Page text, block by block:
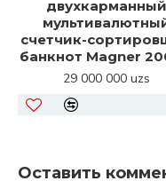
двухкарманный
счетчик-
банкнот Magner
29 000 000 uzs
Оставить